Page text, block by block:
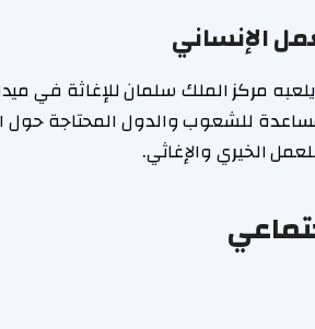
الإنساني
مركز الملك سلمان للإغاثة في
للشعوب والدول المحتاجة حول
الخيري والإغاثي.